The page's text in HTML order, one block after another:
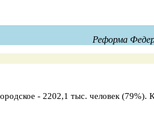
Реформа
- 2202,1 тыс. человек (79%).